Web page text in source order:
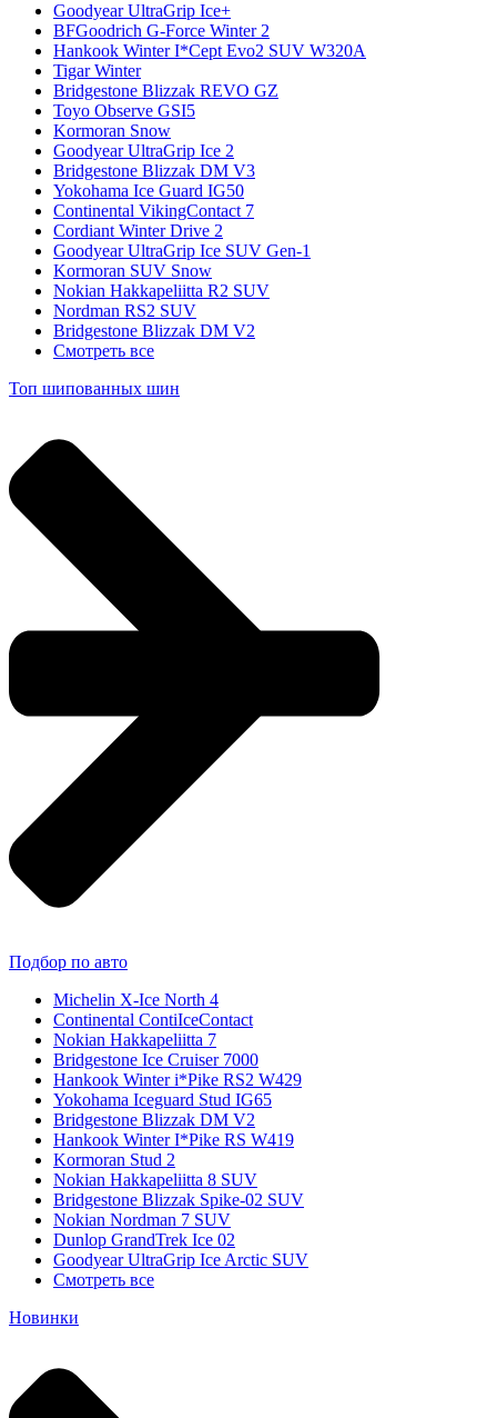
Goodyear UltraGrip Ice+
BFGoodrich G-Force Winter 2
Hankook Winter I*Cept Evo2 SUV W320A
Tigar Winter
Bridgestone Blizzak REVO GZ
Toyo Observe GSI5
Kormoran Snow
Goodyear UltraGrip Ice 2
Bridgestone Blizzak DM V3
Yokohama Ice Guard IG50
Continental VikingContact 7
Cordiant Winter Drive 2
Goodyear UltraGrip Ice SUV Gen-1
Kormoran SUV Snow
Nokian Hakkapeliitta R2 SUV
Nordman RS2 SUV
Bridgestone Blizzak DM V2
Смотреть все
Топ шипованных шин
Подбор по авто
Michelin X-Ice North 4
Continental ContiIceContact
Nokian Hakkapeliitta 7
Bridgestone Ice Cruiser 7000
Hankook Winter i*Pike RS2 W429
Yokohama Iceguard Stud IG65
Bridgestone Blizzak DM V2
Hankook Winter I*Pike RS W419
Kormoran Stud 2
Nokian Hakkapeliitta 8 SUV
Bridgestone Blizzak Spike-02 SUV
Nokian Nordman 7 SUV
Dunlop GrandTrek Ice 02
Goodyear UltraGrip Ice Arctic SUV
Смотреть все
Новинки